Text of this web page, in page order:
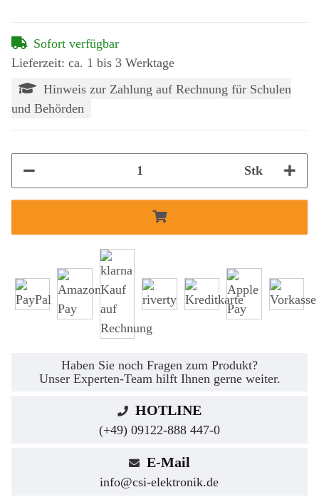
Sofort verfügbar
Lieferzeit: ca. 1 bis 3 Werktage
Hinweis zur Zahlung auf Rechnung für Schulen
und Behörden
Stk
Haben Sie noch Fragen zum Produkt?
Unser Experten-Team hilft Ihnen gerne weiter.
HOTLINE
(+49) 09122-888 447-0
E-Mail
info@csi-elektronik.de